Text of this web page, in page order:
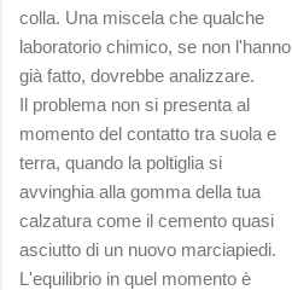
colla. Una miscela che qualche
laboratorio chimico, se non l'hanno
già fatto, dovrebbe analizzare.
Il problema non si presenta al
momento del contatto tra suola e
terra, quando la poltiglia si
avvinghia alla gomma della tua
calzatura come il cemento quasi
asciutto di un nuovo marciapiedi.
L'equilibrio in quel momento è